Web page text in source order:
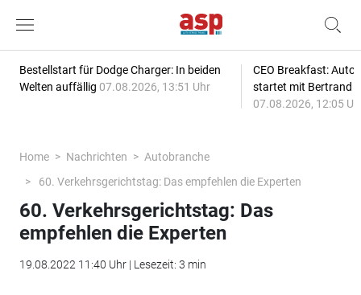
Bestellstart für Dodge Charger: In beiden
Welten auffällig 07.08.2026, 13:51 Uhr
CEO Breakfast:
startet mit Bertrand
07.08.2026, 12:05
Home Nachrichten
Autobranche
60. Verkehrsgerichtstag: Das empfehlen die Experten
60. Verkehrsgerichtstag: Das
empfehlen die Experten
19.08.2022 11:40 Uhr | Lesezeit: 3 min